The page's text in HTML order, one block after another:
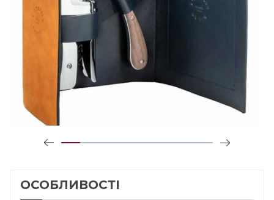
ОСОБЛИВОСТІ